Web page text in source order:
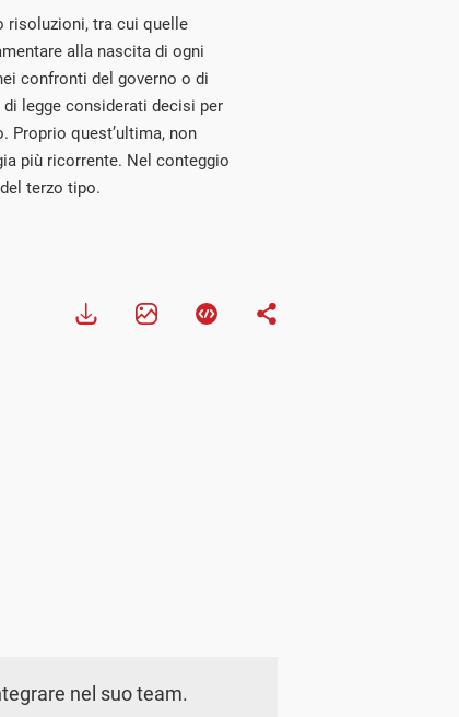
risoluzioni, tra cui quelle
alla nascita di ogni
confronti del governo o di
legge considerati decisi per
Proprio quest’ultima, non
più ricorrente. Nel conteggio
terzo tipo.
nel suo team.